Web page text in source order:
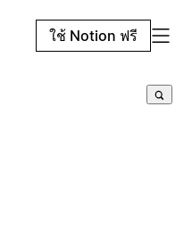
ใช้ Notion ฟรี